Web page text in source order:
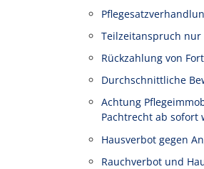
Teilzeitanspruch
Rückzahlung von
Durchschnittliche
Achtung
Pachtrecht ab sofort
Hausverbot gegen
Rauchverbot und